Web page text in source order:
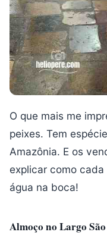
O que mais me
peixes. Tem
Amazônia. E os
explicar como
água na boca!
Almoço no Largo